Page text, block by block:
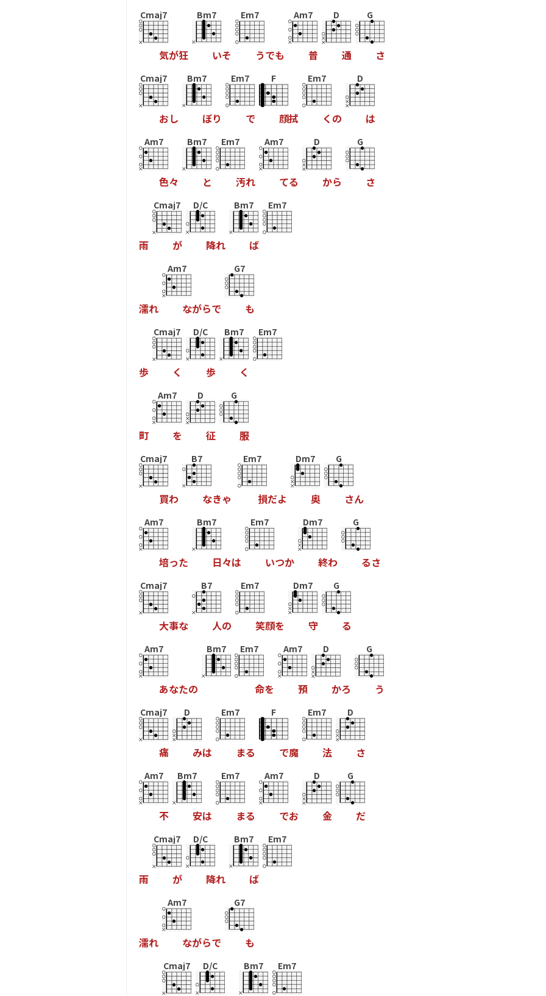
Cmaj7
気が狂
Bm7
いそ
Em7
うでも
Am7
普
D
通
G
さ
Cmaj7
おし
Bm7
ぼり
Em7
で
F
顔拭
Em7
く の
D
は
Am7
色々
Bm7
と
Em7
汚れ
Am7
てる
D
から
G
さ
雨
Cmaj7
が
D/C
降れ
Bm7
ば
Em7
濡れ
Am7
ながらで
G7
も
歩
Cmaj7
く
D/C
歩
Bm7
く
Em7
町
Am7
を
D
征
G
服
Cmaj7
買わ
B7
なきゃ
Em7
損だよ
Dm7
奥
G
さん
Am7
培った
Bm7
日々は
Em7
いつか
Dm7
終わ
G
るさ
Cmaj7
大事な
B7
人の
Em7
笑顔を
Dm7
守
G
る
Am7
あなたの
Bm7 Em7
命を
Am7
預
D
かろ
G
う
Cmaj7
痛
D
みは
Em7
まる
F
で魔
Em7
法
D
さ
Am7
不
Bm7
安は
Em7
まる
Am7
でお
D
金
G
だ
雨
Cmaj7
が
D/C
降れ
Bm7
ば
Em7
濡れ
Am7
ながらで
G7
も
Cmaj7 D/C Bm7 Em7